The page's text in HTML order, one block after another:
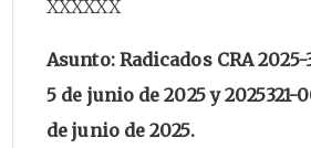
XXXXXX
Asunto: Radicados CRA 2025-
5 de junio de 2025 y 2025321-
de junio de 2025.